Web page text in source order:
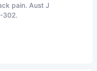
pain. Aust J
302.